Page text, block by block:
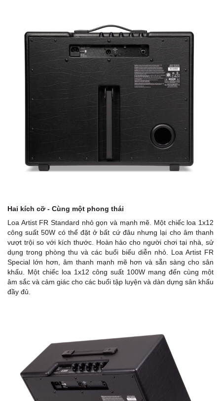
Hai kích cỡ - Cùng một phong thái
Loa Artist FR Standard nhỏ gọn và mạnh mẽ. Một chiếc loa 1x12
công suất 50W có thể đặt ở bất cứ đâu nhưng lại cho âm thanh
vượt trội so với kích thước. Hoàn hảo cho người chơi tại nhà, sử
dụng trong phòng thu và các buổi biểu diễn nhỏ. Loa Artist FR
Special lớn hơn, âm thanh mạnh mẽ hơn và sẵn sàng cho sân
khấu. Một chiếc loa 1x12 công suất 100W mang đến cùng một
âm sắc và cảm giác cho các buổi tập luyện và dàn dựng sân khấu
đầy đủ.